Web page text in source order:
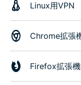
Linux用VPN
Chrome拡張
Firefox拡張